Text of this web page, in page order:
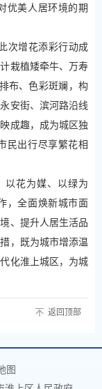
优美人居环境的期
次增花添彩行动成
栽植矮牵牛、万寿
布、色彩斑斓，构
安街、滨河路沿线
成趣，成为城区独
民出行尽享繁花相
以花为媒、以绿为
，全面焕新城市面
、提升人居生活品
，既为城市增添温
化淮上城区，为城
返回顶部
图